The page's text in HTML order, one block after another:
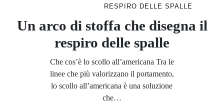
RESPIRO DELLE SPALLE
Un arco di stoffa che disegna il
respiro delle spalle
Che cos’è lo scollo all’americana Tra le
linee che più valorizzano il portamento,
lo scollo all’americana è una soluzione
che…